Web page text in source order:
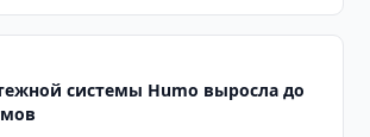
системы Humo выросла до